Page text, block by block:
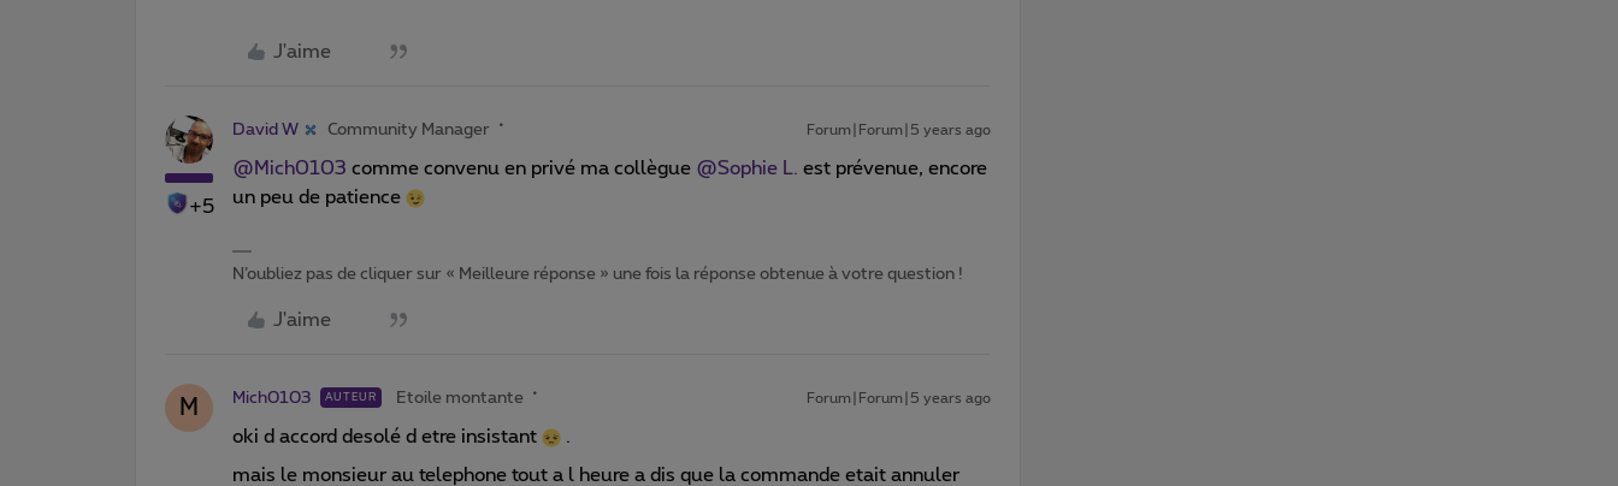
J'aime
+5
David W Community Manager Forum|Forum|5 years ago
@Mich0103 comme convenu en privé ma collègue @Sophie L. est prévenue, encore
un peu de patience
N’oubliez pas de cliquer sur « Meilleure réponse » une fois la réponse obtenue à votre question !
J'aime
M Mich0103 AUTEUR Etoile montante Forum|Forum|5 years ago
oki d accord desolé d etre insistant
mais le monsieur au telephone tout a l heure a dis que la commande etait annuler